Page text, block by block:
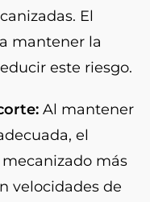
El
mantener la
este riesgo.
Al mantener
el
más
velocidades de